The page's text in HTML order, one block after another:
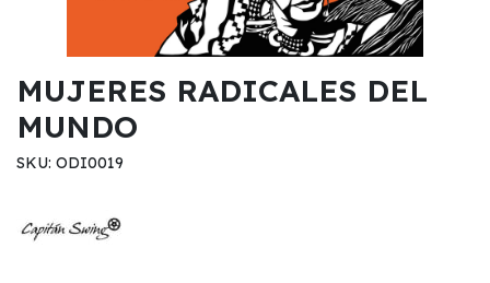
MUJERES RADICALES DEL
MUNDO
SKU: ODI0019